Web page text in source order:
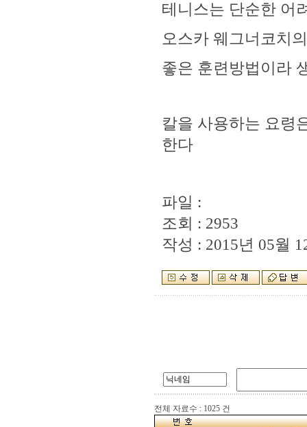
테니스는 단순한 어
오스카 웨그너코치
좋은 훈련방법이라
칼을 사용하는 요령
한다
파일 :
조회 : 2953
작성 : 2015년 05월
전체 자료수 : 1025 건